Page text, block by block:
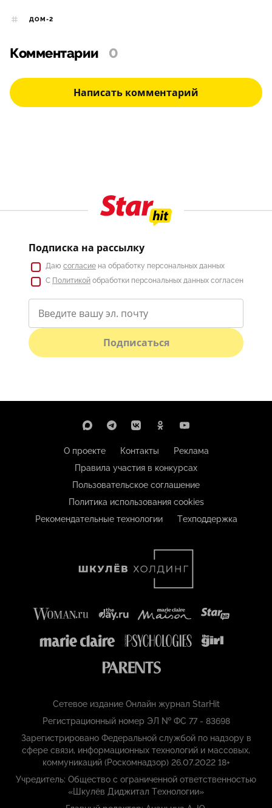
ДОМ-2
Комментарии 0
Написать комментарий
Подписка на рассылку
Даю согласие на обработку персональных данных
С Политикой обработки персональных данных согласен
Подписаться
О проекте Контакты
Реклама
Правила участия в конкурсах
Пользовательское соглашение
Политика использования cookies
Рекомендательные технологии
Техподдержка
Сетевое издание Онлайн журнал StarHit
Регистрационный номер ЭЛ № ФС 77 - 83698
Зарегистрировано Федеральной службой по надзору в
сфере связи, информационных технологий и массовых,
коммуникаций (Роскомнадзор) 26.07.2022 18+
Учредитель: Общество с ограниченной ответственностью
«Шкулёв Диджитал Технологии»